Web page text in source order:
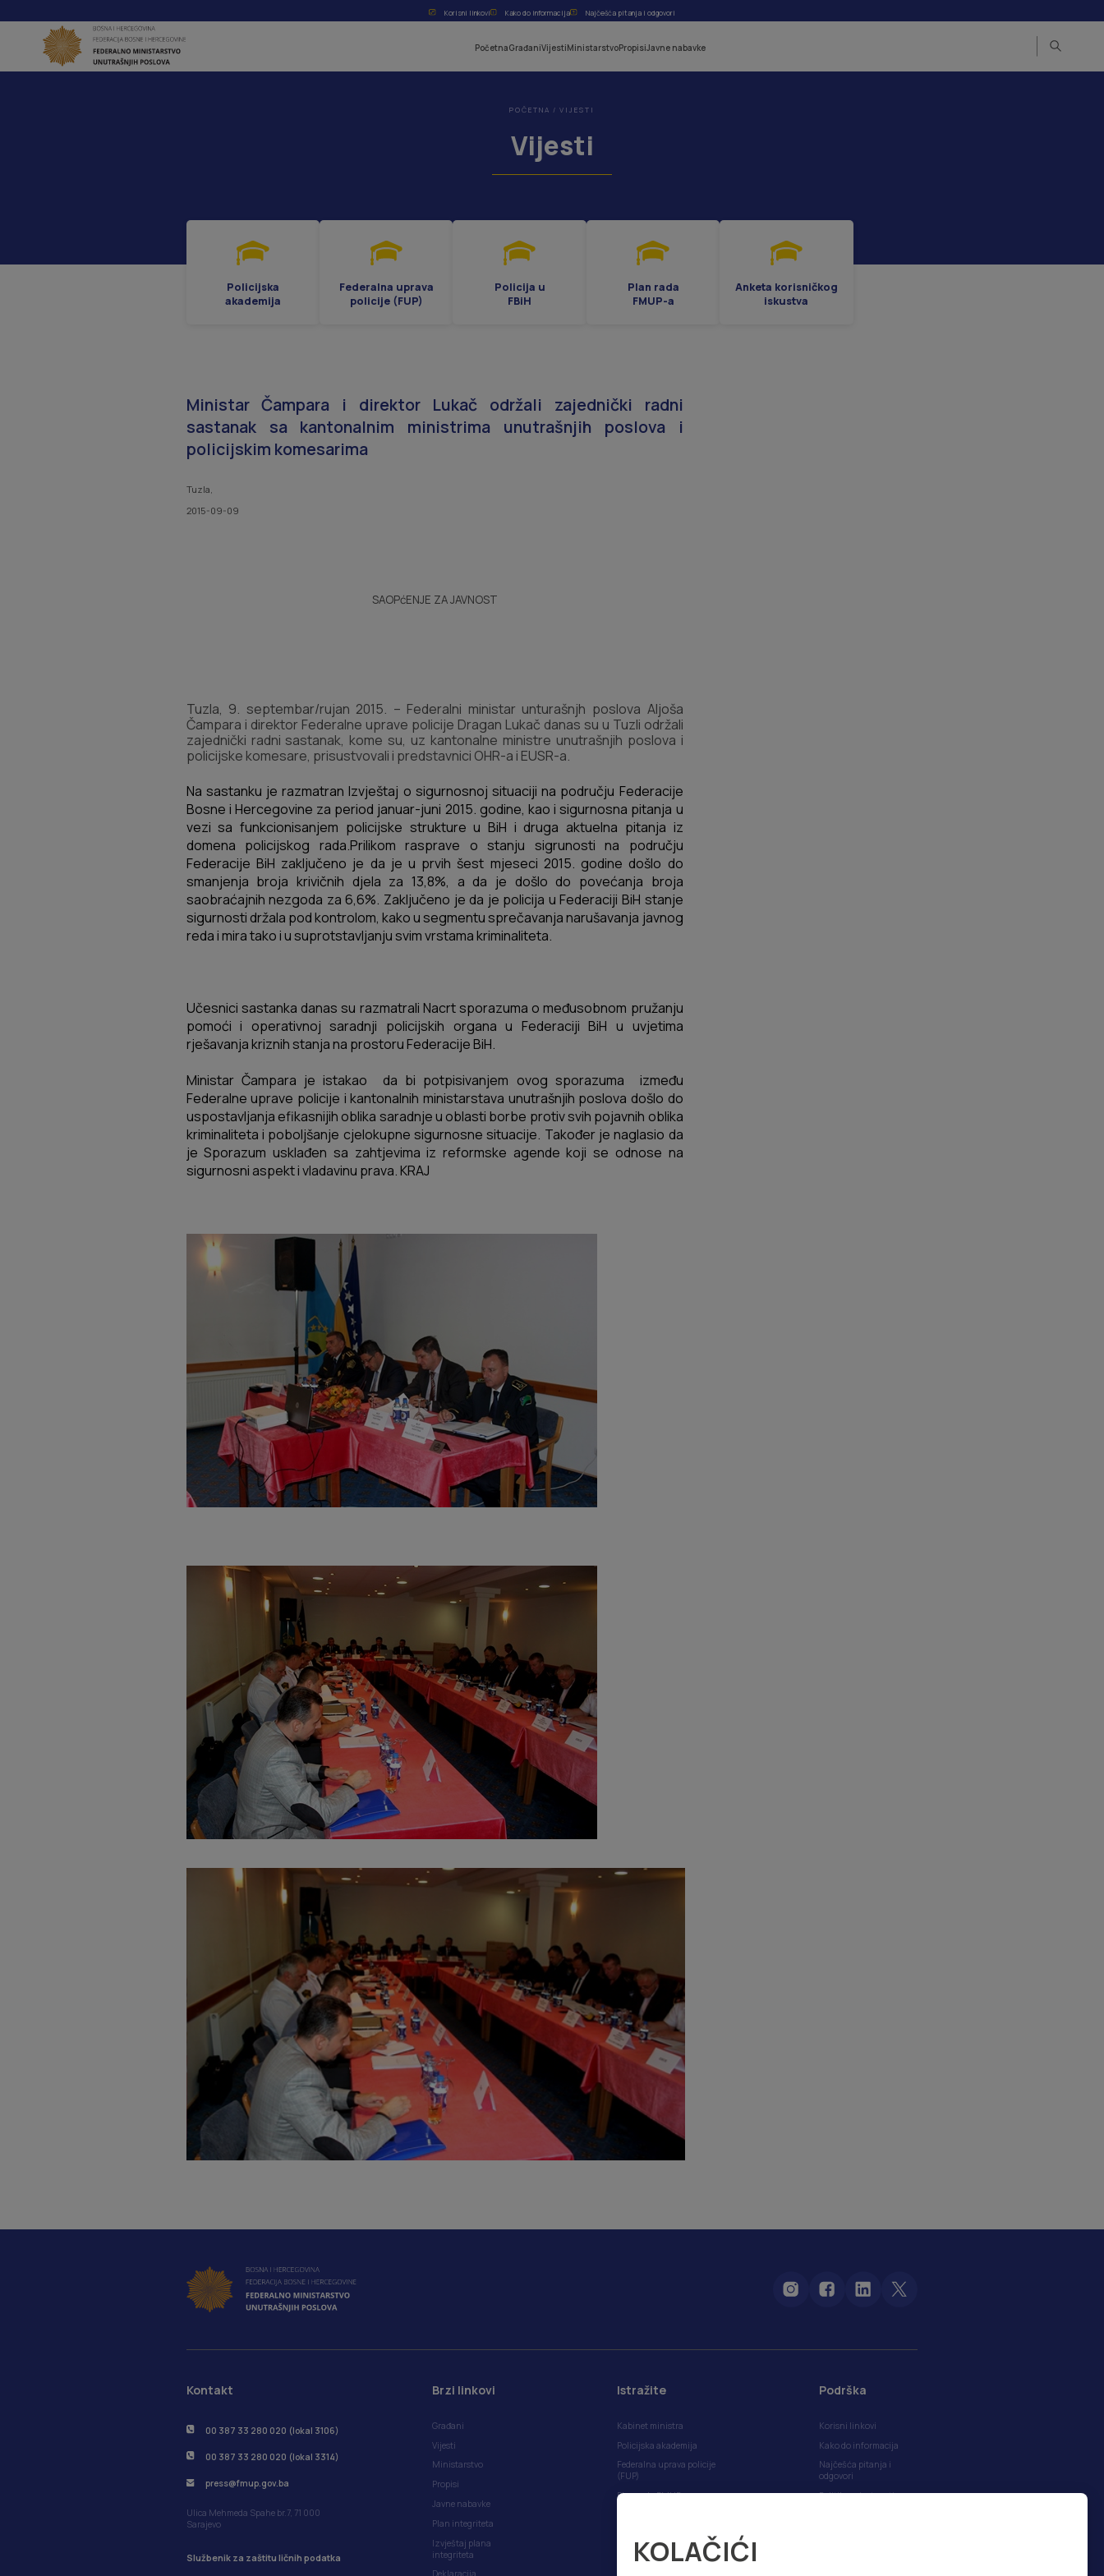
Korisni linkovi Kako do informacija Najčešća pitanja i odgovori
PočetnaGrađaniVijesti MinistarstvoPropisiJavne nabavke
POČETNA / VIJESTI
Vijesti
Policijska
akademija
Federalna uprava
policije (FUP)
Policija u
FBiH
Plan rada
FMUP-a
Anketa korisničkog
iskustva
Ministar Čampara i direktor Lukač održali zajednički radni
sastanak sa kantonalnim ministrima unutrašnjih poslova i
policijskim komesarima
Tuzla,
2015-09-09
SAOPćENJE ZA JAVNOST
Tuzla, 9. septembar/rujan 2015. – Federalni ministar unturašnjh poslova Aljoša
Čampara i direktor Federalne uprave policije Dragan Lukač danas su u Tuzli održali
zajednički radni sastanak, kome su, uz kantonalne ministre unutrašnjih poslova i
policijske komesare, prisustvovali i predstavnici OHR-a i EUSR-a.
Na sastanku je razmatran Izvještaj o sigurnosnoj situaciji na području Federacije
Bosne i Hercegovine za period januar-juni 2015. godine, kao i sigurnosna pitanja u
vezi sa funkcionisanjem policijske strukture u BiH i druga aktuelna pitanja iz
domena policijskog rada.Prilikom rasprave o stanju sigrunosti na području
Federacije BiH zaključeno je da je u prvih šest mjeseci 2015. godine došlo do
smanjenja broja krivičnih djela za 13,8%, a da je došlo do povećanja broja
saobraćajnih nezgoda za 6,6%. Zaključeno je da je policija u Federaciji BiH stanje
sigurnosti držala pod kontrolom, kako u segmentu sprečavanja narušavanja javnog
reda i mira tako i u suprotstavljanju svim vrstama kriminaliteta.
Učesnici sastanka danas su razmatrali Nacrt sporazuma o međusobnom pružanju
pomoći i operativnoj saradnji policijskih organa u Federaciji BiH u uvjetima
rješavanja kriznih stanja na prostoru Federacije BiH.
Ministar Čampara je istakao da bi potpisivanjem ovog sporazuma između
Federalne uprave policije i kantonalnih ministarstava unutrašnjih poslova došlo do
uspostavljanja efikasnijih oblika saradnje u oblasti borbe protiv svih pojavnih oblika
kriminaliteta i poboljšanje cjelokupne sigurnosne situacije. Također je naglasio da
je Sporazum usklađen sa zahtjevima iz reformske agende koji se odnose na
sigurnosni aspekt i vladavinu prava. KRAJ
KOLAČIĆI
Kontakt
00 387 33 280 020 (lokal 3106)
00 387 33 280 020 (lokal 3314)
press@fmup.gov.ba
Ulica Mehmeda Spahe br.7, 71 000
Sarajevo
Službenik za zaštitu ličnih podatka
Brzi linkovi
Građani
Vijesti
Ministarstvo
Propisi
Javne nabavke
Plan integriteta
Izvještaj plana
integriteta
Istražite
Kabinet ministra
Policijska akademija
Federalna uprava policije
(FUP)
Plan rada FMUP-a
Podrška
Korisni linkovi
Kako do informacija
Najčešća pitanja i
odgovori
Politika privatnosti